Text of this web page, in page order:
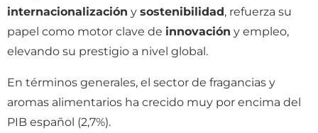
internacionalización y sostenibilidad, refuerza su
papel como motor clave de innovación y empleo,
elevando su prestigio a nivel global.
En términos generales, el sector de fragancias y
aromas alimentarios ha crecido muy por encima del
PIB español (2,7%).